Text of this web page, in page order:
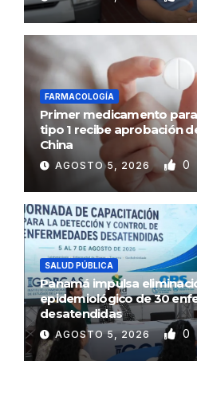
FARMACOLOGÍA
Primer medicamento
tipo 1 recibe aprobación
China
AGOSTO 5, 2026 0
SALUD PÚBLICA
Panamá impulsa
epidemiológico de 30
desatendidas
AGOSTO 5, 2026 0